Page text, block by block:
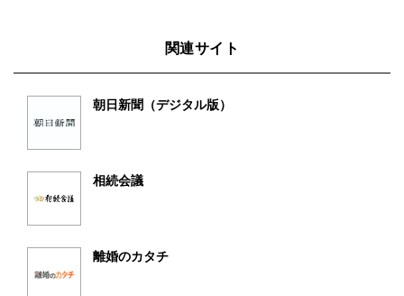
関連サイト
朝日新聞（デジタル版）
相続会議
離婚のカタチ